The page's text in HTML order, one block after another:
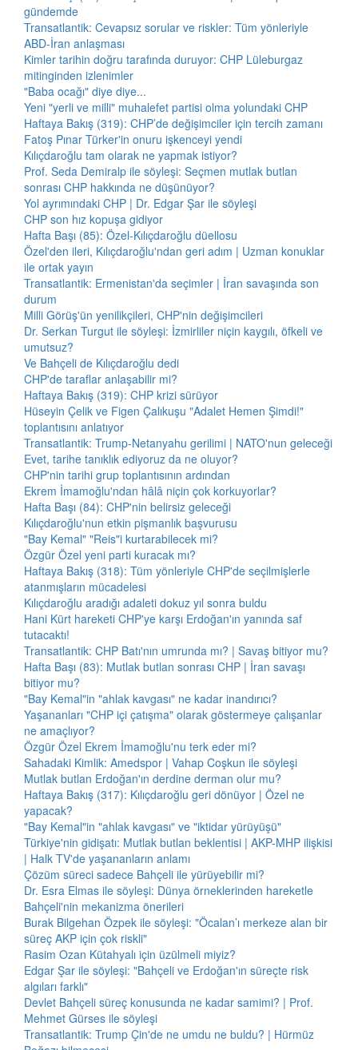
gündemde
Transatlantik: Cevapsız sorular ve riskler: Tüm yönleriyle
ABD-İran anlaşması
Kimler tarihin doğru tarafında duruyor: CHP Lüleburgaz
mitinginden izlenimler
"Baba ocağı" diye diye...
Yeni "yerli ve milli" muhalefet partisi olma yolundaki CHP
Haftaya Bakış (319): CHP’de değişimciler için tercih zamanı
Fatoş Pınar Türker'in onuru işkenceyi yendi
Kılıçdaroğlu tam olarak ne yapmak istiyor?
Prof. Seda Demiralp ile söyleşi: Seçmen mutlak butlan
sonrası CHP hakkında ne düşünüyor?
Yol ayrımındaki CHP | Dr. Edgar Şar ile söyleşi
CHP son hız kopuşa gidiyor
Hafta Başı (85): Özel-Kılıçdaroğlu düellosu
Özel'den ileri, Kılıçdaroğlu'ndan geri adım | Uzman konuklar
ile ortak yayın
Transatlantik: Ermenistan'da seçimler | İran savaşında son
durum
Milli Görüş'ün yenilikçileri, CHP'nin değişimcileri
Dr. Serkan Turgut ile söyleşi: İzmirliler niçin kaygılı, öfkeli ve
umutsuz?
Ve Bahçeli de Kılıçdaroğlu dedi
CHP'de taraflar anlaşabilir mi?
Haftaya Bakış (319): CHP krizi sürüyor
Hüseyin Çelik ve Figen Çalıkuşu "Adalet Hemen Şimdi!"
toplantısını anlatıyor
Transatlantik: Trump-Netanyahu gerilimi | NATO'nun geleceği
Evet, tarihe tanıklık ediyoruz da ne oluyor?
CHP'nin tarihi grup toplantısının ardından
Ekrem İmamoğlu'ndan hâlâ niçin çok korkuyorlar?
Hafta Başı (84): CHP'nin belirsiz geleceği
Kılıçdaroğlu'nun etkin pişmanlık başvurusu
"Bay Kemal" "Reis"i kurtarabilecek mi?
Özgür Özel yeni parti kuracak mı?
Haftaya Bakış (318): Tüm yönleriyle CHP'de seçilmişlerle
atanmışların mücadelesi
Kılıçdaroğlu aradığı adaleti dokuz yıl sonra buldu
Hani Kürt hareketi CHP'ye karşı Erdoğan'ın yanında saf
tutacaktı!
Transatlantik: CHP Batı'nın umrunda mı? | Savaş bitiyor mu?
Hafta Başı (83): Mutlak butlan sonrası CHP | İran savaşı
bitiyor mu?
"Bay Kemal"in "ahlak kavgası" ne kadar inandırıcı?
Yaşananları "CHP içi çatışma" olarak göstermeye çalışanlar
ne amaçlıyor?
Özgür Özel Ekrem İmamoğlu'nu terk eder mi?
Sahadaki Kimlik: Amedspor | Vahap Coşkun ile söyleşi
Mutlak butlan Erdoğan'ın derdine derman olur mu?
Haftaya Bakış (317): Kılıçdaroğlu geri dönüyor | Özel ne
yapacak?
"Bay Kemal"in "ahlak kavgası" ve "iktidar yürüyüşü"
Türkiye'nin gidişatı: Mutlak butlan beklentisi | AKP-MHP ilişkisi
| Halk TV'de yaşananların anlamı
Çözüm süreci sadece Bahçeli ile yürüyebilir mi?
Dr. Esra Elmas ile söyleşi: Dünya örneklerinden hareketle
Bahçeli'nin mekanizma önerileri
Burak Bilgehan Özpek ile söyleşi: "Öcalan’ı merkeze alan bir
süreç AKP için çok riskli"
Rasim Ozan Kütahyalı için üzülmeli miyiz?
Edgar Şar ile söyleşi: "Bahçeli ve Erdoğan'ın süreçte risk
algıları farklı"
Devlet Bahçeli süreç konusunda ne kadar samimi? | Prof.
Mehmet Gürses ile söyleşi
Transatlantik: Trump Çin'de ne umdu ne buldu? | Hürmüz